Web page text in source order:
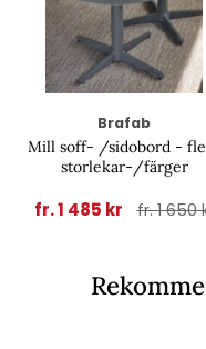
Brafab
Mill soff- /sidobord -
storlekar-/färger
fr. 1 485 kr fr. 1 650